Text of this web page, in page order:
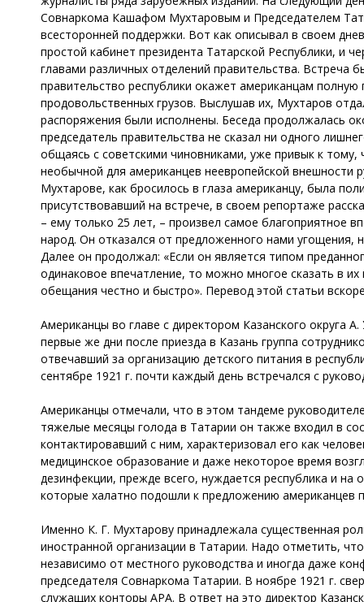
Совнаркома Кашафом Мухтаровым и Председателем
всесторонней поддержки. Вот как описывал в своем
простой кабинет президента Татарской Республики, и
главами различных отделений правительства. Встреча
правительство республики окажет американцам
продовольственных грузов. Выслушав их, Мухтаров
распоряжения были исполнены. Беседа продолжалась
председатель правительства не сказал ни одного
общаясь с советскими чиновниками, уже привык к
необычной для американцев неевропейской
Мухтарове, как бросилось в глаза американцу, была
присутствовавший на встрече, в своем репортаже
– ему только 25 лет, – произвел самое благоприятное
народ. Он отказался от предложенного нами
Далее он продолжал: «Если он является типом
одинаковое впечатление, то можно многое сказать в
обещания честно и быстро». Перевод этой статьи
Американцы во главе с директором Казанского округа
первые же дни после приезда в Казань группа
отвечавший за организацию детского питания в
сентябре 1921 г. почти каждый день встречался с
Американцы отмечали, что в этом тандеме
тяжелые месяцы голода в Татарии он также входил в
контактировавший с ним, характеризовал его как
медицинское образование и даже некоторое время
дезинфекции, прежде всего, нуждается республика и
которые халатно подошли к предложению американцев
Именно К. Г. Мухтарову принадлежала существенная
иностранной организации в Татарии. Надо отметить,
независимо от местного руководства и иногда даже
председателя Совнаркома Татарии. В ноябре 1921 г.
служащих конторы АРА. В ответ на это директор